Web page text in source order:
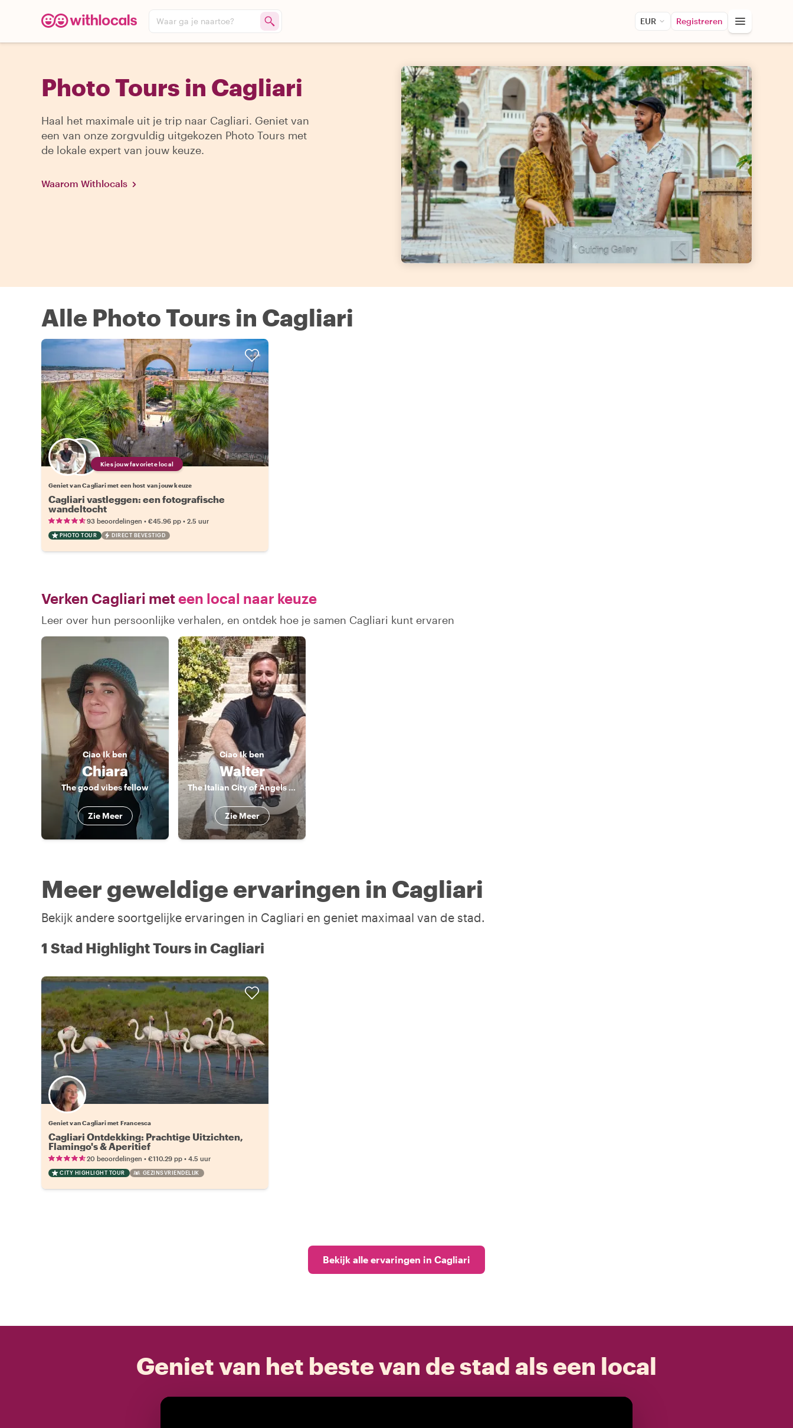
Waar ga je naartoe? EUR Registreren
Photo Tours in Cagliari
Haal het maximale uit je trip naar Cagliari. Geniet van
een van onze zorgvuldig uitgekozen Photo Tours met
de lokale expert van jouw keuze.
Waarom Withlocals
Alle Photo Tours in Cagliari
Kies jouw favoriete local
Geniet van Cagliari met een host van jouw keuze
Cagliari vastleggen: een fotografische
wandeltocht
93 beoordelingen • €45.96 pp • 2.5 uur
PHOTO TOUR DIRECT BEVESTIGD
Verken Cagliari meteen local naar keuze
Leer over hun persoonlijke verhalen, en ontdek hoe je samen Cagliari kunt ervaren
Ciao Ik ben
Chiara
The good vibes fellow
Zie Meer
CiaoIk ben
Walter
The Italian City of Angels Local
Zie Meer
Meer geweldige ervaringen in Cagliari
Bekijk andere soortgelijke ervaringen in Cagliari en geniet maximaal van de stad.
1 Stad Highlight Tours in Cagliari
Geniet van Cagliari met Francesca
Cagliari Ontdekking: Prachtige Uitzichten,
Flamingo's & Aperitief
20 beoordelingen • €110.29 pp • 4.5 uur
CITY HIGHLIGHT TOUR GEZINSVRIENDELIJK
Bekijk alle ervaringen in Cagliari
Geniet van het beste van de stad als een local